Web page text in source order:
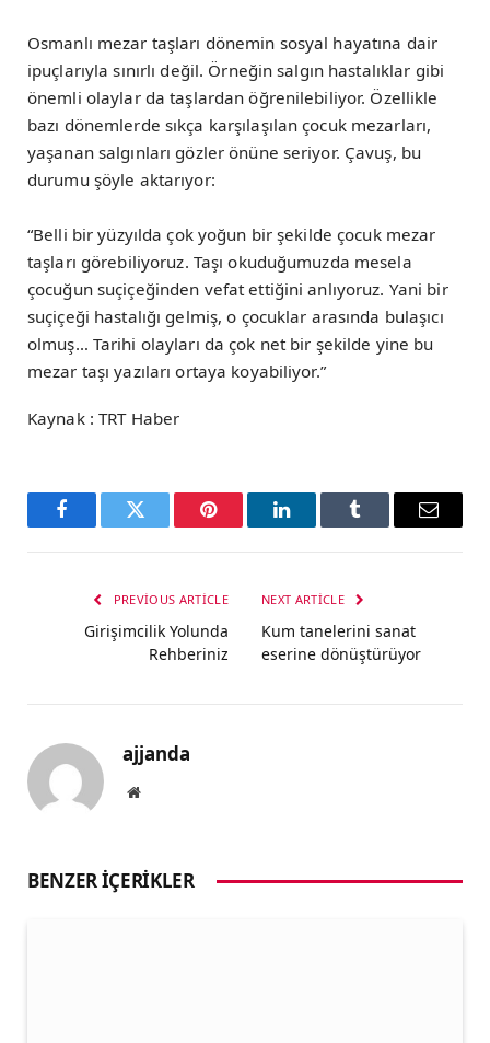
Osmanlı mezar taşları dönemin sosyal hayatına dair
ipuçlarıyla sınırlı değil. Örneğin salgın hastalıklar gibi
önemli olaylar da taşlardan öğrenilebiliyor. Özellikle
bazı dönemlerde sıkça karşılaşılan çocuk mezarları,
yaşanan salgınları gözler önüne seriyor. Çavuş, bu
durumu şöyle aktarıyor:
“Belli bir yüzyılda çok yoğun bir şekilde çocuk mezar
taşları görebiliyoruz. Taşı okuduğumuzda mesela
çocuğun suçiçeğinden vefat ettiğini anlıyoruz. Yani bir
suçiçeği hastalığı gelmiş, o çocuklar arasında bulaşıcı
olmuş… Tarihi olayları da çok net bir şekilde yine bu
mezar taşı yazıları ortaya koyabiliyor.”
Kaynak : TRT Haber
FacebookTwitter Pinterest LinkedInTumblr Email
PREVIOUS ARTICLE
Girişimcilik Yolunda
Rehberiniz
NEXT ARTICLE
Kum tanelerini sanat
eserine dönüştürüyor
ajjanda
Website
BENZER İÇERIKLER